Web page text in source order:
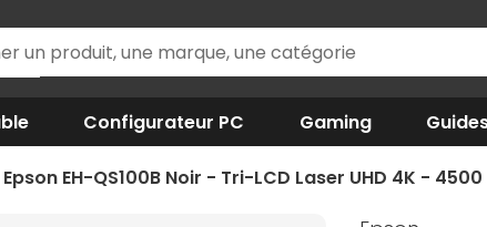
Configurateur PC Gaming
Epson EH-QS100B Noir - Tri-LCD Laser UHD 4K -